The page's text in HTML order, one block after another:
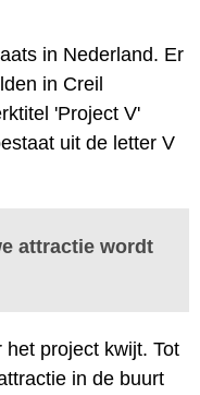
in Nederland. Er
in Creil
'Project V'
uit de letter V
attractie wordt
project kwijt. Tot
in de buurt